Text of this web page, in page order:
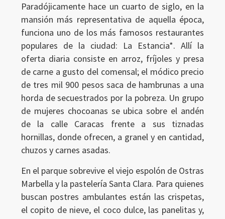
Paradójicamente hace un cuarto de siglo, en la
mansión más representativa de aquella época,
funciona uno de los más famosos restaurantes
populares de la ciudad: La Estancia*. Allí la
oferta diaria consiste en arroz, fríjoles y presa
de carne a gusto del comensal; el módico precio
de tres mil 900 pesos saca de hambrunas a una
horda de secuestrados por la pobreza. Un grupo
de mujeres chocoanas se ubica sobre el andén
de la calle Caracas frente a sus tiznadas
hornillas, donde ofrecen, a granel y en cantidad,
chuzos y carnes asadas.
En el parque sobrevive el viejo espolón de Ostras
Marbella y la pastelería Santa Clara. Para quienes
buscan postres ambulantes están las crispetas,
el copito de nieve, el coco dulce, las panelitas y,